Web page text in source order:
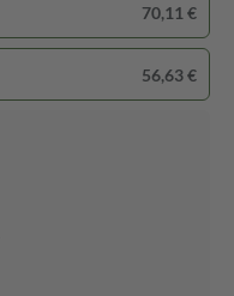
70,11 €
56,63 €